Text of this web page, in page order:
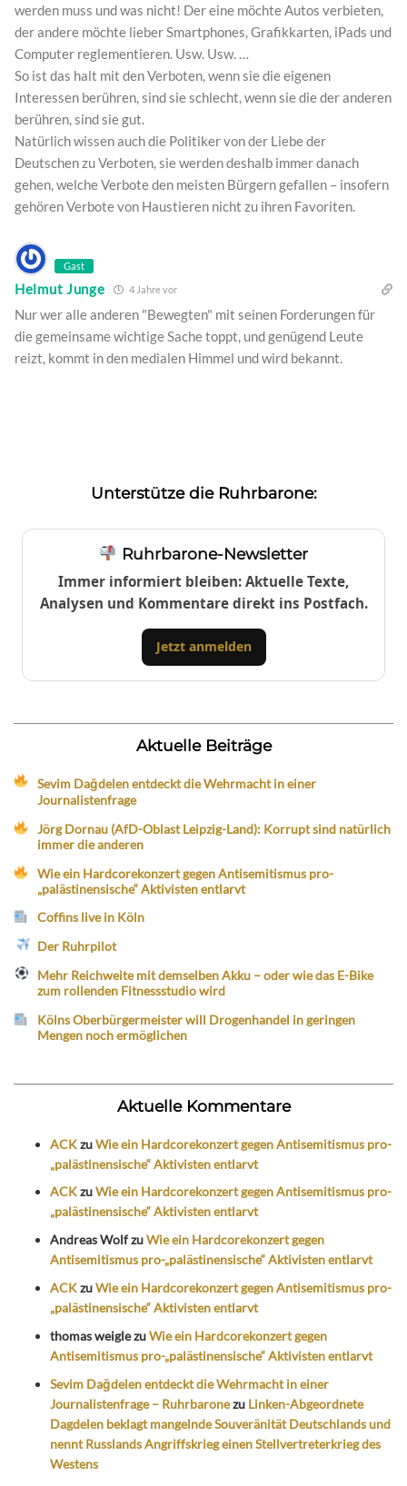
werden muss und was nicht! Der eine möchte Autos verbieten,
der andere möchte lieber Smartphones, Grafikkarten, iPads und
Computer reglementieren. Usw. Usw. …
So ist das halt mit den Verboten, wenn sie die eigenen
Interessen berühren, sind sie schlecht, wenn sie die der anderen
berühren, sind sie gut.
Natürlich wissen auch die Politiker von der Liebe der
Deutschen zu Verboten, sie werden deshalb immer danach
gehen, welche Verbote den meisten Bürgern gefallen – insofern
gehören Verbote von Haustieren nicht zu ihren Favoriten.
Gast
Helmut Junge 4 Jahre vor
Nur wer alle anderen "Bewegten" mit seinen Forderungen für
die gemeinsame wichtige Sache toppt, und genügend Leute
reizt, kommt in den medialen Himmel und wird bekannt.
Unterstütze die Ruhrbarone:
Ruhrbarone-Newsletter
Immer informiert bleiben: Aktuelle Texte,
Analysen und Kommentare direkt ins Postfach.
Jetzt anmelden
Aktuelle Beiträge
Sevim Dağdelen entdeckt die Wehrmacht in einer
Journalistenfrage
Jörg Dornau (AfD-Oblast Leipzig-Land): Korrupt sind natürlich
immer die anderen
Wie ein Hardcorekonzert gegen Antisemitismus pro-
„palästinensische“ Aktivisten entlarvt
Coffins live in Köln
Der Ruhrpilot
Mehr Reichweite mit demselben Akku – oder wie das E-Bike
zum rollenden Fitnessstudio wird
Kölns Oberbürgermeister will Drogenhandel in geringen
Mengen noch ermöglichen
Aktuelle Kommentare
ACKzuWie ein Hardcorekonzert gegen Antisemitismus pro-
„palästinensische“ Aktivisten entlarvt
ACKzuWie ein Hardcorekonzert gegen Antisemitismus pro-
„palästinensische“ Aktivisten entlarvt
Andreas WolfzuWie ein Hardcorekonzert gegen
Antisemitismus pro-„palästinensische“ Aktivisten entlarvt
ACKzuWie ein Hardcorekonzert gegen Antisemitismus pro-
„palästinensische“ Aktivisten entlarvt
thomas weiglezuWie ein Hardcorekonzert gegen
Antisemitismus pro-„palästinensische“ Aktivisten entlarvt
Sevim Dağdelen entdeckt die Wehrmacht in einer
Journalistenfrage – Ruhrbaronezu Linken-Abgeordnete
Dagdelen beklagt mangelnde Souveränität Deutschlands und
nennt Russlands Angriffskrieg einen Stellvertreterkrieg des
Westens